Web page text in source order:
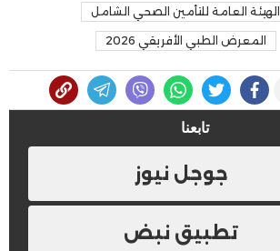
الهيئة العامة للتأمين الصحي الشامل
المعرض الطبي الأفريقي 2026
تابعنا
جوجل نيوز
تطبيق نبض